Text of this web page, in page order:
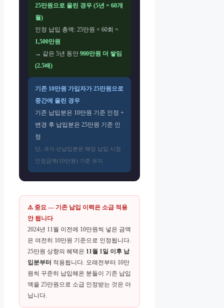
25만원으로 올린 경우 (5년 = 60개
월)
인정 납입 총액: 25만원 × 60회 =
1,500만원
→ 같은 5년 동안 900만원 더 쌓임
(2.5배)
기존 10만원 가입자가 25만원으로
중간에 올린 경우
기존 납입분은 10만원 기준 인정 +
변경 후 납입분은 25만원 기준 인
정
단, 과거 선납입분은 해당 납입 시점
인정금액(10만원) 기준 유지
⚠️ 중요 — 기존 납입 이력은 소급 적용
안 됩니다
2024년 11월 이전에 10만원씩 넣은 금액
은 여전히 10만원 기준으로 인정됩니다.
25만원 상향의 혜택은 11월 1일 이후 납
입분부터 적용됩니다. 오래전부터 10만
원씩 꾸준히 납입해온 분들이 기존 납입
액을 25만원으로 소급 인정받는 것은 아
닙니다.